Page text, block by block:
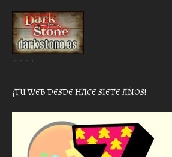
………..
¡TU WEB DESDE HACE SIETE AÑOS!